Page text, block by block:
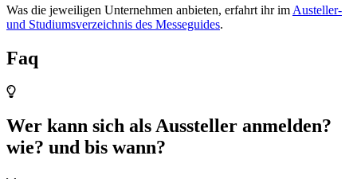
Was die jeweiligen Unternehmen anbieten, erfahrt ihr im Austeller-
und Studiumsverzeichnis des Messeguides.
Faq
Wer kann sich als Aussteller anmelden?
wie? und bis wann?